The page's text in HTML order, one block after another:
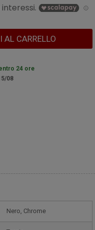
AL CARRELLO
24 ore
08
Nero, Chrome